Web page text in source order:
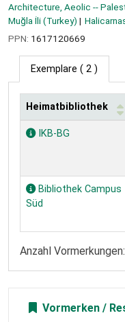
Architecture, Aeolic --
Muğla İli (Turkey)
PPN: 1617120669
Exemplare ( 2 )
Exemplare
Heimatbibliothek
IKB-BG
Bibliothek Campus
Süd
Anzahl
Vormerken